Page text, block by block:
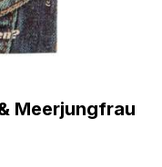
5 Sternen
Meerjungfrau